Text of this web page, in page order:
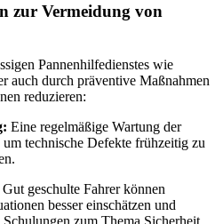
zur Vermeidung von
Pannenhilfedienstes wie
auch durch präventive Maßnahmen
reduzieren:
Eine regelmäßige Wartung der
um technische Defekte frühzeitig zu
Gut geschulte Fahrer können
besser einschätzen und